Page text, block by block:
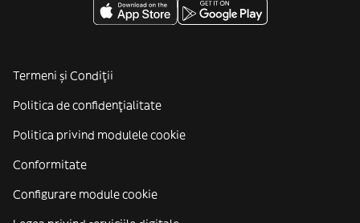
Termeni și Condiții
Politica de confidenţialitate
Politica privind modulele cookie
Conformitate
Configurare module cookie